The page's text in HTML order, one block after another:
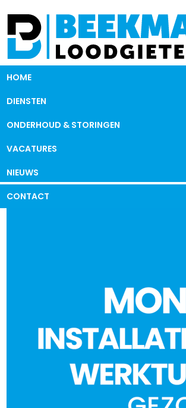
HOME
DIENSTEN
ONDERHOUD & STORINGEN
VACATURES
NIEUWS
CONTACT